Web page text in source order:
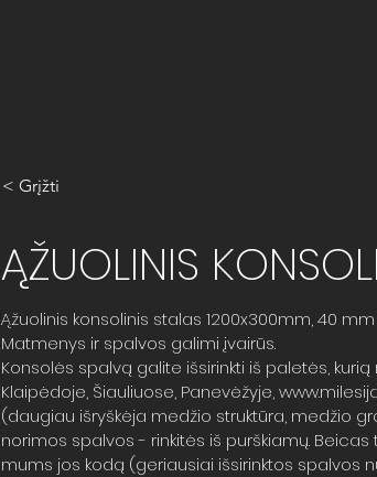
< Grįžti
ĄŽUOLINIS
Ąžuolinis konsolinis stalas 1200x300mm, 40
Matmenys ir spalvos galimi įvairūs.
Konsolės spalvą galite išsirinkti iš paletės,
Klaipėdoje, Šiauliuose, Panevėžyje,
(daugiau išryškėja medžio struktūra, medžio
norimos spalvos - rinkitės iš purškiamų.
mums jos kodą (geriausiai išsirinktos spalvos